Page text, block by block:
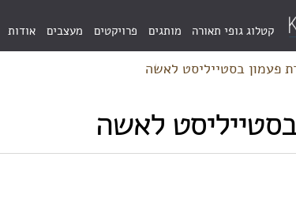
Menu
Bar
קטלוג גופי תאורה מותגים פרויקטים מעצבים אודות
פעמון בסטייליסט לאשה
לאשה